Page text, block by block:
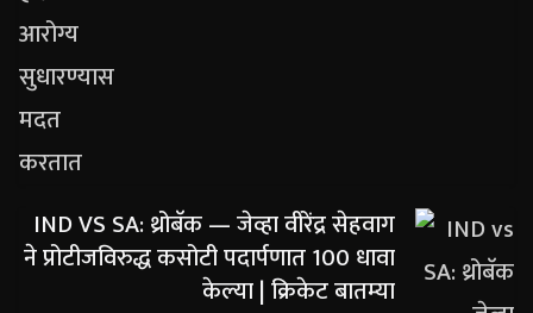
IND VS SA: थ्रोबॅक — जेव्हा वीरेंद्र सेहवाग
ने प्रोटीजविरुद्ध कसोटी पदार्पणात 100 धावा
केल्या | क्रिकेट बातम्या